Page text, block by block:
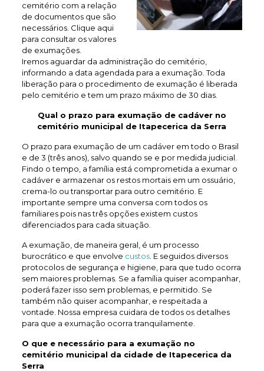
cemitério com a relação
de documentos que são
necessários. Clique aqui
para consultar os valores
de exumações.
Iremos aguardar da administração do cemitério,
informando a data agendada para a exumação. Toda
liberação para o procedimento de exumação é liberada
pelo cemitério e tem um prazo máximo de 30 dias.
Qual o prazo para exumação de cadáver no
cemitério municipal de Itapecerica da Serra
O prazo para exumação de um cadáver em todo o Brasil
e de 3 (três anos), salvo quando se e por medida judicial.
Findo o tempo, a família está comprometida a exumar o
cadáver e armazenar os restos mortais em um ossuário,
crema-lo ou transportar para outro cemitério. E
importante sempre uma conversa com todos os
familiares pois nas três opções existem custos
diferenciados para cada situação.
A exumação, de maneira geral, é um processo
burocrático e que envolve custos. E seguidos diversos
protocolos de segurança e higiene, para que tudo ocorra
sem maiores problemas. Se a família quiser acompanhar,
poderá fazer isso sem problemas, e permitido. Se
também não quiser acompanhar, e respeitada a
vontade. Nossa empresa cuidara de todos os detalhes
para que a exumação ocorra tranquilamente.
O que e necessário para a exumação no
cemitério municipal da cidade de Itapecerica da
Serra